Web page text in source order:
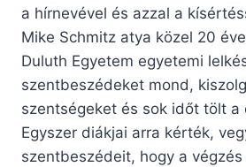
a hírnevével és azzal a
Mike Schmitz atya közel 20
Duluth Egyetem egyetemi
szentbeszédeket mond,
szentségeket és sok időt tölt a
Egyszer diákjai arra kérték,
szentbeszédeit, hogy a